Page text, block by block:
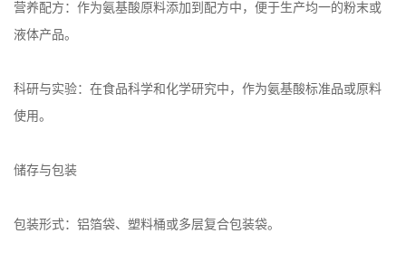
营养配方：作为氨基酸原料添加到配方中，便于生产均一的粉末或
液体产品。
科研与实验：在食品科学和化学研究中，作为氨基酸标准品或原料
使用。
储存与包装
包装形式：铝箔袋、塑料桶或多层复合包装袋。